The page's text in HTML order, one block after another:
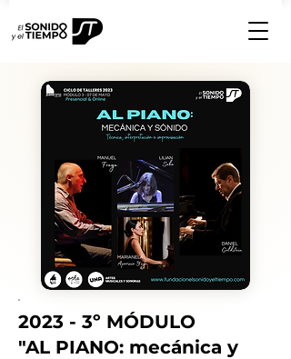
2023 - 3º MÓDULO
"AL PIANO: mecánica y